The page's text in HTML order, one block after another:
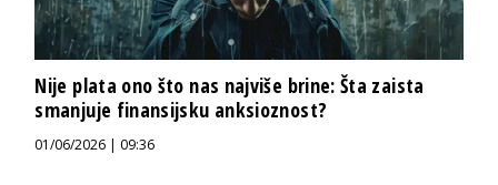
Nije plata ono što nas najviše brine: Šta zaista
smanjuje finansijsku anksioznost?
01/06/2026 | 09:36